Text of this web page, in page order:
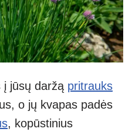
į jūsų daržą pritrauks
o jų kvapas padės
, kopūstinius